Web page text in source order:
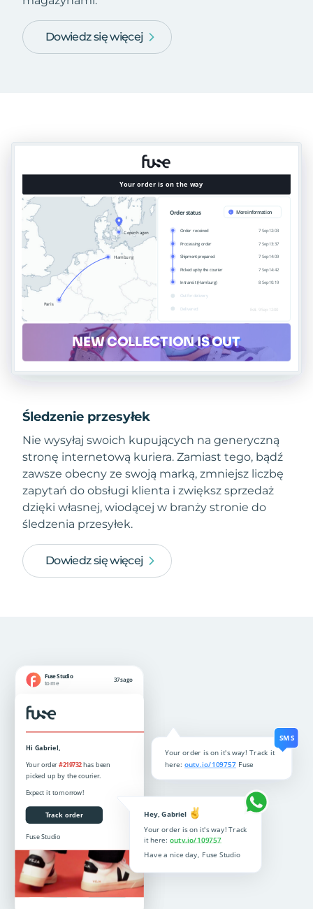
Dowiedz się więcej
Śledzenie przesyłek
Nie wysyłaj swoich kupujących na generyczną
stronę internetową kuriera. Zamiast tego, bądź
zawsze obecny ze swoją marką, zmniejsz liczbę
zapytań do obsługi klienta i zwiększ sprzedaż
dzięki własnej, wiodącej w branży stronie do
śledzenia przesyłek.
Dowiedz się więcej